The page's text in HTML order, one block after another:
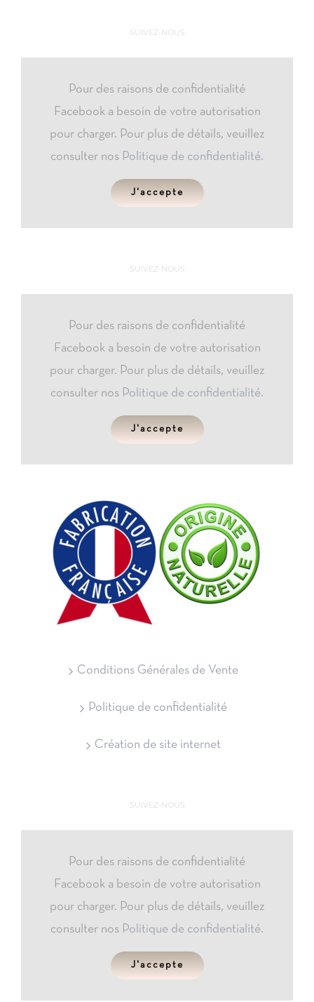
SUIVEZ-NOUS
Pour des raisons de confidentialité
Facebook a besoin de votre autorisation
pour charger. Pour plus de détails, veuillez
consulter nos Politique de confidentialité.
J'accepte
SUIVEZ-NOUS
Pour des raisons de confidentialité
Facebook a besoin de votre autorisation
pour charger. Pour plus de détails, veuillez
consulter nos Politique de confidentialité.
J'accepte
Conditions Générales de Vente
Politique de confidentialité
Création de site internet
SUIVEZ-NOUS
Pour des raisons de confidentialité
Facebook a besoin de votre autorisation
pour charger. Pour plus de détails, veuillez
consulter nos Politique de confidentialité.
J'accepte